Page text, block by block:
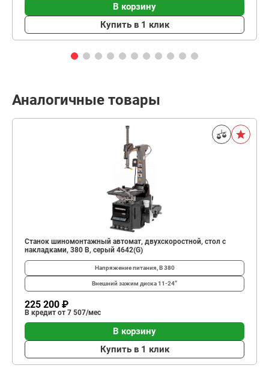
В корзину
Купить в 1 клик
Аналогичные товары
Станок шиномонтажный автомат, двухскоростной, стол с
накладками, 380 В, серый 4642(G)
Напряжение питания, В380
Внешний зажим диска11-24”
225 200 ₽
В кредит от 7 507/мес
В корзину
Купить в 1 клик